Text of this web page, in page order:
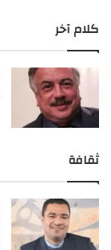
كلام آخر
ثقافة